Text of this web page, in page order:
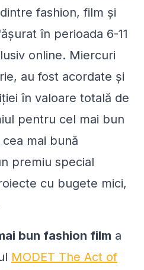
fashion, film și
în perioada 6-11
online. Miercuri
au fost acordate și
în valoare totală de
pentru cel mai bun
mai bună
premiu special
cu bugete mici,
bun fashion film a
MODET The Act of